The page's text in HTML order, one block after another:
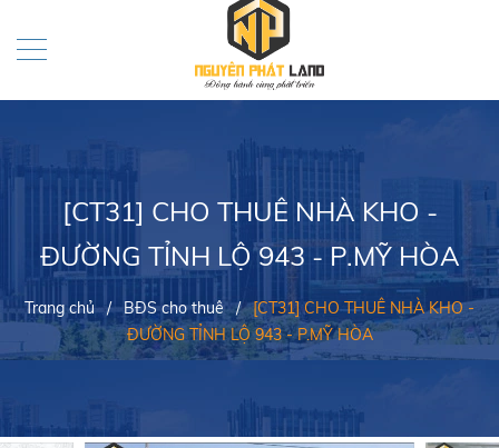
[CT31] CHO THUÊ NHÀ KHO -
ĐƯỜNG TỈNH LỘ 943 - P.MỸ HÒA
Trang chủ / BĐS cho thuê / [CT31] CHO THUÊ NHÀ KHO -
ĐƯỜNG TỈNH LỘ 943 - P.MỸ HÒA